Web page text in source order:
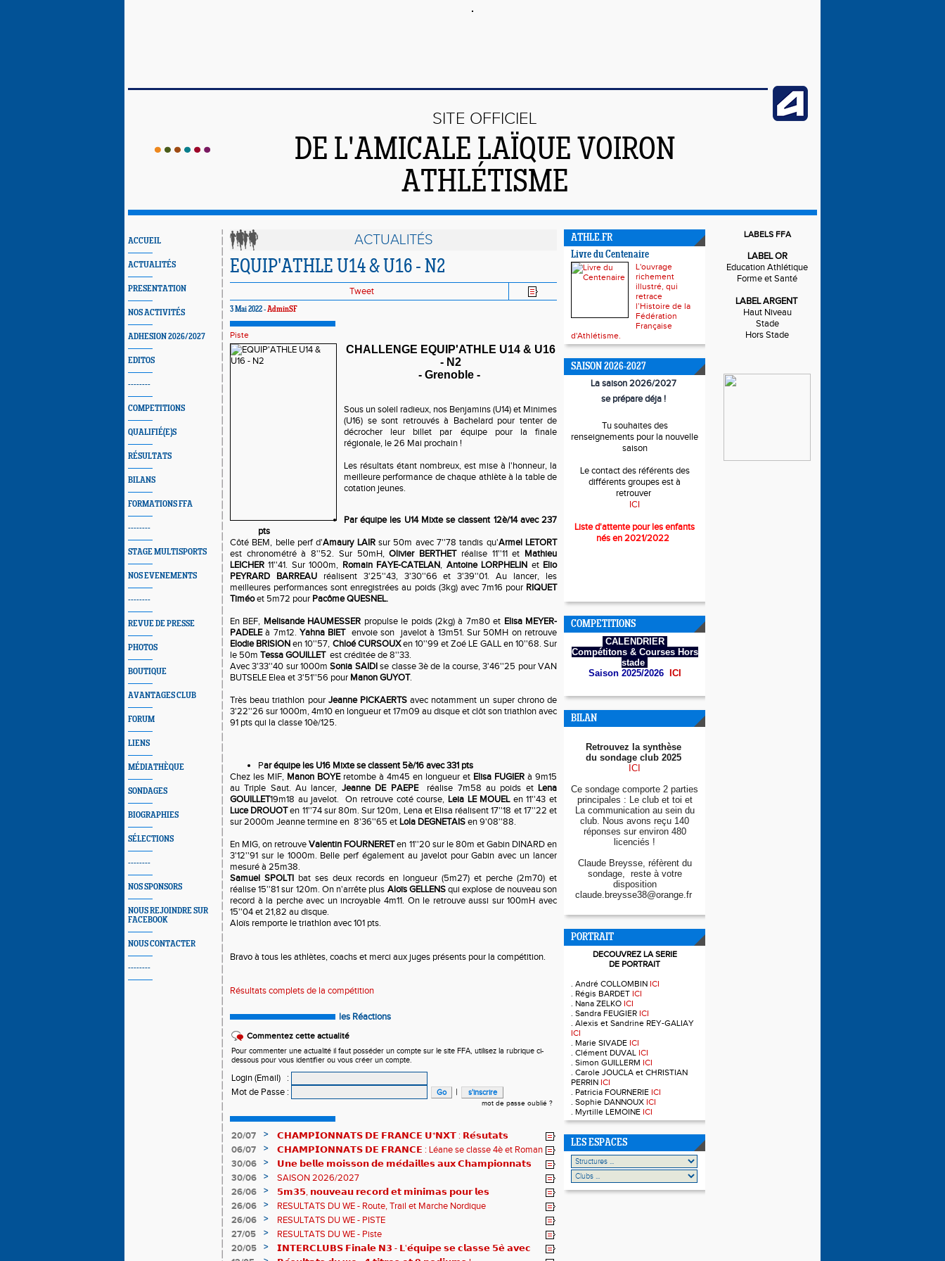
SITE OFFICIEL
DE L'AMICALE LAÏQUE VOIRON
ATHLÉTISME
ACCUEIL
ACTUALITÉS
PRESENTATION
NOS ACTIVITÉS
ADHESION 2026/2027
EDITOS
--------
COMPETITIONS
QUALIFIÉ(E)S
RÉSULTATS
BILANS
FORMATIONS FFA
--------
STAGE MULTISPORTS
NOS EVENEMENTS
--------
REVUE DE PRESSE
PHOTOS
BOUTIQUE
AVANTAGES CLUB
FORUM
LIENS
MÉDIATHÈQUE
SONDAGES
BIOGRAPHIES
SÉLECTIONS
--------
NOS SPONSORS
NOUS REJOINDRE SUR
FACEBOOK
NOUS CONTACTER
--------
ACTUALITÉS
EQUIP'ATHLE U14 & U16 - N2
Tweet
3 Mai 2022 -AdminSF
Piste
CHALLENGE EQUIP'ATHLE U14 & U16
- N2
- Grenoble -
Sous un soleil radieux, nos Benjamins (U14) et Minimes
(U16) se sont retrouvés à Bachelard pour tenter de
décrocher leur billet par équipe pour la finale
régionale, le 26 Mai prochain !
Les résultats étant nombreux, est mise à l'honneur, la
meilleure performance de chaque athlète à la table de
cotation jeunes.
Par équipe les U14 Mixte se classent 12è/14 avec 237
pts
Côté BEM, belle perf d'Amaury LAIRsur 50m avec 7''78 tandis qu'Armel LETORT
est chronométré à 8''52. Sur 50mH,Olivier BERTHETréalise 11''11 et Mathieu
LEICHER 11''41. Sur 1000m, Romain FAYE-CATELAN, Antoine LORPHELIN et Elio
PEYRARD BARREAUréalisent 3'25''43, 3'30''66 et 3'39''01. Au lancer, les
meilleures performances sont enregistrées au poids (3kg) avec 7m16 pour RIQUET
Timéoet 5m72 pour Pacôme QUESNEL.
En BEF, Melisande HAUMESSER propulse le poids (2kg) à 7m80 et Elisa MEYER-
PADELEà 7m12. Yahna BIETenvoie son javelot à 13m51. Sur 50MH on retrouve
Elodie BRISIONen 10''57, Chloé CURSOUXen 10''99 et Zoé LE GALL en 10''68. Sur
le 50m Tessa GOUILLETest créditée de 8''33.
Avec 3'33''40 sur 1000mSonia SAIDIse classe 3è de la course, 3'46''25 pour VAN
BUTSELE Elea et 3'51''56 pour Manon GUYOT.
Très beau triathlon pour Jeanne PICKAERTSavec notamment un super chrono de
3'22''26 sur 1000m, 4m10 en longueur et 17m09 au disque et clôt son triathlon avec
91 pts qui la classe 10è/125.
Par équipe les U16 Mixte se classent 5è/16 avec 331 pts
Chez les MIF, Manon BOYEretombe à 4m45 en longueur et Elisa FUGIER à 9m15
au Triple Saut. Au lancer, Jeanne DE PAEPEréalise 7m58 au poids et Lena
GOUILLET19m18 au javelot. On retrouve coté course, Leia LE MOUELen 11''43 et
Luce DROUOTen 11''74 sur 80m. Sur 120m, Lena et Elisa réalisent 17''18 et 17''22 et
sur 2000m Jeanne termine en 8'36''65 et Lola DEGNETAISen 9'08''88.
En MIG, on retrouveValentin FOURNERETen 11''20 sur le 80m et Gabin DINARD en
3'12''91 sur le 1000m. Belle perf également au javelot pour Gabin avec un lancer
mesuré à 25m38.
Samuel SPOLTI bat ses deux records en longueur (5m27) et perche (2m70) et
réalise 15''81 sur 120m. On n'arrête plus Aloïs GELLENSqui explose de nouveau son
record à la perche avec un incroyable 4m11. On le retrouve aussi sur 100mH avec
15''04 et 21,82 au disque.
Aloïs remporte le triathlon avec 101 pts.
Bravo à tous les athlètes, coachs et merci aux juges présents pour la compétition.
Résultats complets de la compétition
les Réactions
Commentez cette actualité
Pour commenter une actualité il faut posséder un compte sur le site FFA, utilisez la rubrique ci-
dessous pour vous identifier ou vous créer un compte.
Login (Email)
:
Mot de Passe : |
mot de passe oublié ?
20/07 >
𝗖𝗛𝗔𝗠𝗣𝗜𝗢𝗡𝗡𝗔𝗧𝗦 𝗗𝗘 𝗙𝗥𝗔𝗡𝗖𝗘 𝗨*𝗡𝗫𝗧 : 𝗥𝗲́𝘀𝘂𝘁𝗮𝘁𝘀
𝗵𝗶𝘀𝘁𝗼𝗿𝗶𝗾𝘂𝗲𝘀 !
06/07 >
𝗖𝗛𝗔𝗠𝗣𝗜𝗢𝗡𝗡𝗔𝗧𝗦 𝗗𝗘 𝗙𝗥𝗔𝗡𝗖𝗘 : Léane se classe 4è et Roman
83è !
30/06 >
𝗨𝗻𝗲 𝗯𝗲𝗹𝗹𝗲 𝗺𝗼𝗶𝘀𝘀𝗼𝗻 𝗱𝗲 𝗺𝗲́𝗱𝗮𝗶𝗹𝗹𝗲𝘀 𝗮𝘂𝘅 𝗖𝗵𝗮𝗺𝗽𝗶𝗼𝗻𝗻𝗮𝘁𝘀
𝗔𝗨𝗥𝗔 !
30/06 >
SAISON 2026/2027
26/06
>
𝟱𝗺𝟯𝟱, 𝗻𝗼𝘂𝘃𝗲𝗮𝘂 𝗿𝗲𝗰𝗼𝗿𝗱 𝗲𝘁 𝗺𝗶𝗻𝗶𝗺𝗮𝘀 𝗽𝗼𝘂𝗿 𝗹𝗲𝘀
𝗖𝗵𝗮𝗺𝗽𝗶𝗼𝗻𝗻𝗮𝘁𝘀 𝗱𝘂 𝗠𝗼𝗻𝗱𝗲 𝗨𝟮𝟬 𝗽𝗼𝘂𝗿 𝗔𝗹𝗼𝗶̈𝘀 !
26/06 >
RESULTATS DU WE - Route, Trail et Marche Nordique
26/06
>
RESULTATS DU WE - PISTE
27/05
>
RESULTATS DU WE - Piste
20/05
>
𝗜𝗡𝗧𝗘𝗥𝗖𝗟𝗨𝗕𝗦 𝗙𝗶𝗻𝗮𝗹𝗲 𝗡𝟯 - 𝗟'𝗲́𝗾𝘂𝗶𝗽𝗲 𝘀𝗲 𝗰𝗹𝗮𝘀𝘀𝗲 𝟱𝗲̀ 𝗮𝘃𝗲𝗰
ATHLE.FR
Livre du Centenaire
L'ouvrage
richement
illustré, qui
retrace
l’Histoire de la
Fédération
Française
d'Athlétisme.
SAISON 2026-2027
La saison 2026/2027
se prépare déja !
Tu souhaites des
renseignements pour la nouvelle
saison
Le contact des référents des
différents groupes est à
retrouver
ICI
Liste d'attente pour les enfants
nés en 2021/2022
COMPETITIONS
CALENDRIER
Compétitons & Courses Hors
stade
Saison 2025/2026
ICI
BILAN
Retrouvez la synthèse
du sondage club 2025
ICI
Ce sondage comporte 2 parties
principales : Le club et toi et
La communication au sein du
club. Nous avons reçu 140
réponses sur environ 480
licenciés !
Claude Breysse, réfèrent du
sondage, reste à votre
disposition
claude.breysse38@orange.fr
PORTRAIT
DECOUVREZ LA SERIE
DE PORTRAIT
. André COLLOMBIN ICI
. Régis BARDET ICI
. Nana ZELKO ICI
. Sandra FEUGIER ICI
. Alexis et Sandrine REY-GALIAY
ICI
. Marie SIVADE ICI
. Clément DUVAL ICI
. Simon GUILLERM ICI
. Carole JOUCLA et CHRISTIAN
PERRIN ICI
. Patricia FOURNERIE ICI
. Sophie DANNOUX ICI
. Myrtille LEMOINE ICI
LES ESPACES
LABELS FFA
LABEL OR
Education Athlétique
Forme et Santé
LABEL ARGENT
Haut Niveau
Stade
Hors Stade